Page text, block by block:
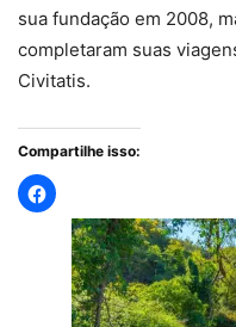
sua fundação em 2008,
completaram suas
Civitatis.
Compartilhe isso: